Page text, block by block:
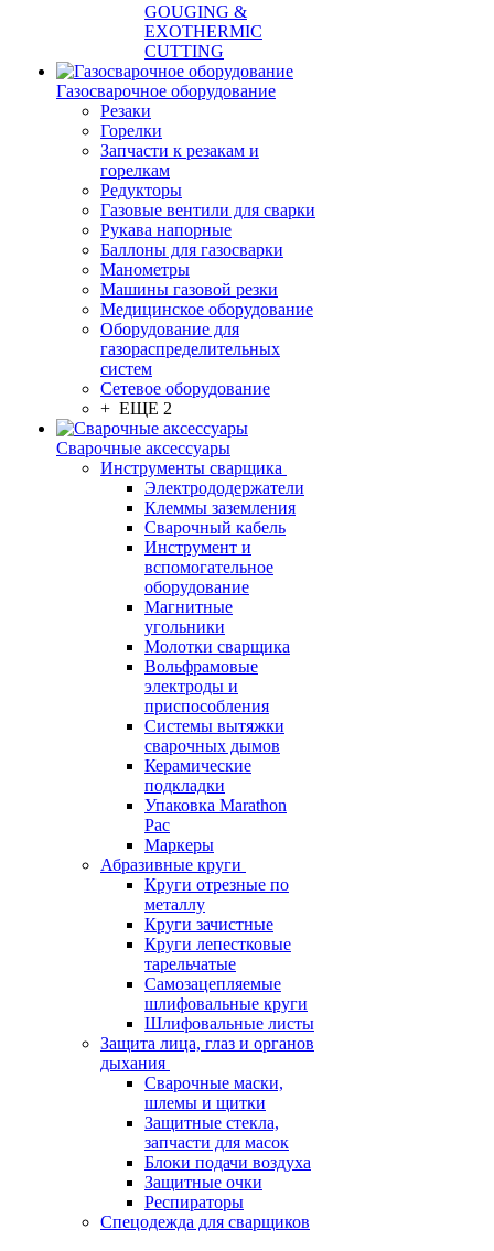
GOUGING &
EXOTHERMIC
CUTTING
Газосварочное оборудование
Резаки
Горелки
Запчасти к резакам и
горелкам
Редукторы
Газовые вентили для сварки
Рукава напорные
Баллоны для газосварки
Манометры
Машины газовой резки
Медицинское оборудование
Оборудование для
газораспределительных
систем
Сетевое оборудование
+ ЕЩЕ 2
Сварочные аксессуары
Инструменты сварщика
Электрододержатели
Клеммы заземления
Сварочный кабель
Инструмент и
вспомогательное
оборудование
Магнитные
угольники
Молотки сварщика
Вольфрамовые
электроды и
приспособления
Системы вытяжки
сварочных дымов
Керамические
подкладки
Упаковка Marathon
Pac
Маркеры
Абразивные круги
Круги отрезные по
металлу
Круги зачистные
Круги лепестковые
тарельчатые
Самозацепляемые
шлифовальные круги
Шлифовальные листы
Защита лица, глаз и органов
дыхания
Сварочные маски,
шлемы и щитки
Защитные стекла,
запчасти для масок
Блоки подачи воздуха
Защитные очки
Респираторы
Спецодежда для сварщиков